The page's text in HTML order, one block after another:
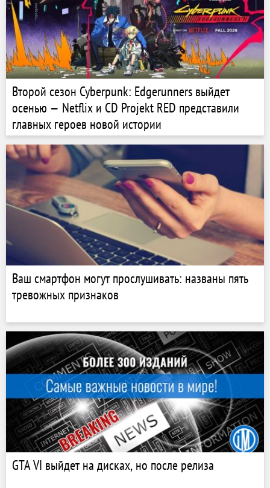
Второй сезон Cyberpunk: Edgerunners выйдет
осенью — Netflix и CD Projekt RED представили
главных героев новой истории
Ваш смартфон могут прослушивать: названы пять
тревожных признаков
GTA VI выйдет на дисках, но после релиза